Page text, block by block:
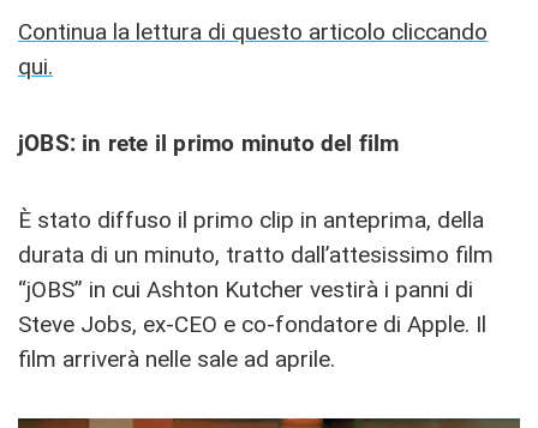
Continua la lettura di questo articolo cliccando
qui.
jOBS: in rete il primo minuto del film
È stato diffuso il primo clip in anteprima, della
durata di un minuto, tratto dall’attesissimo film
“jOBS” in cui Ashton Kutcher vestirà i panni di
Steve Jobs, ex-CEO e co-fondatore di Apple. Il
film arriverà nelle sale ad aprile.